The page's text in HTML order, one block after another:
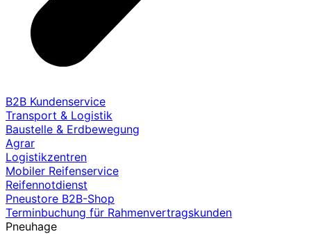
B2B Kundenservice
Transport & Logistik
Baustelle & Erdbewegung
Agrar
Logistikzentren
Mobiler Reifenservice
Reifennotdienst
Pneustore B2B-Shop
Terminbuchung für Rahmenvertragskunden
Pneuhage